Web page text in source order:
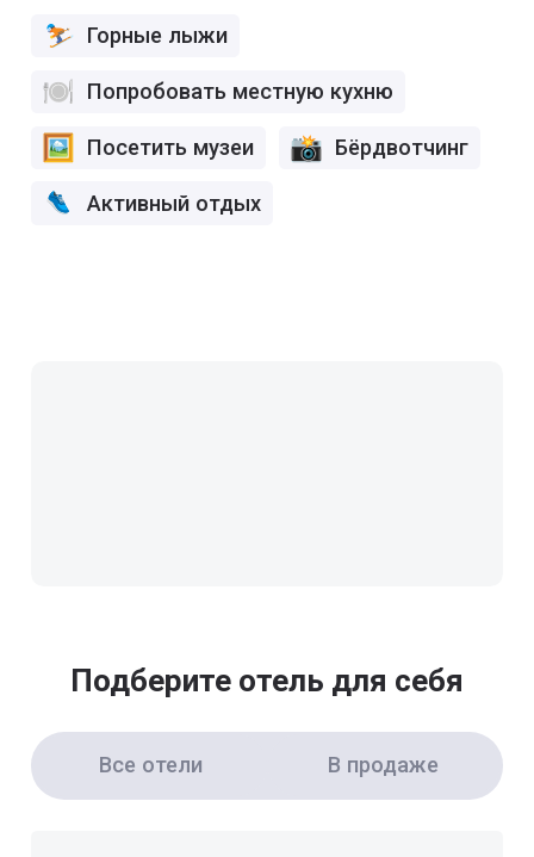
Горные лыжи
Попробовать местную кухню
Посетить музеи Бёрдвотчинг
Активный отдых
Подберите отель для себя
Все отели В продаже